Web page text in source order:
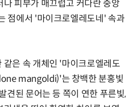
나 피부가 매끄럽고 커다란 중앙
점에서 '마이크로엘레도네' 속과
같은 속 개체인 '마이크로엘레도
mangoldi)'는 창백한 분홍빛
견된 문어는 등 쪽이 연한 푸른빛,